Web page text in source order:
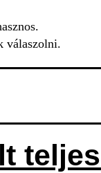
válaszolni.